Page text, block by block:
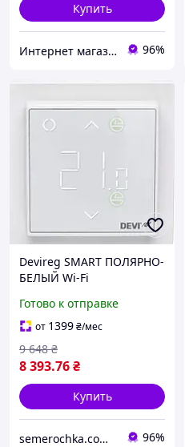
Купить
Интернет магазин GSM-V 96%
Devireg SMART ПОЛЯРНО-
БЕЛЫЙ Wi-Fi
терморегулятор
(140F1140), холодный
белый, теплый пол Деви
Готово к отправке
от 1399₴/мес
8 393.76₴
9 648 ₴
Купить
semerochka.com.ua 96%